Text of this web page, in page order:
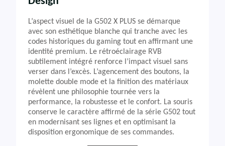
L’aspect visuel de la G502 X PLUS se démarque
avec son esthétique blanche qui tranche avec les
codes historiques du gaming tout en affirmant une
identité premium. Le rétroéclairage RVB
subtilement intégré renforce l’impact visuel sans
verser dans l’excès. L’agencement des boutons, la
molette double mode et la finition des matériaux
révèlent une philosophie tournée vers la
performance, la robustesse et le confort. La souris
conserve le caractère affirmé de la série G502 tout
en modernisant ses lignes et en optimisant la
disposition ergonomique de ses commandes.